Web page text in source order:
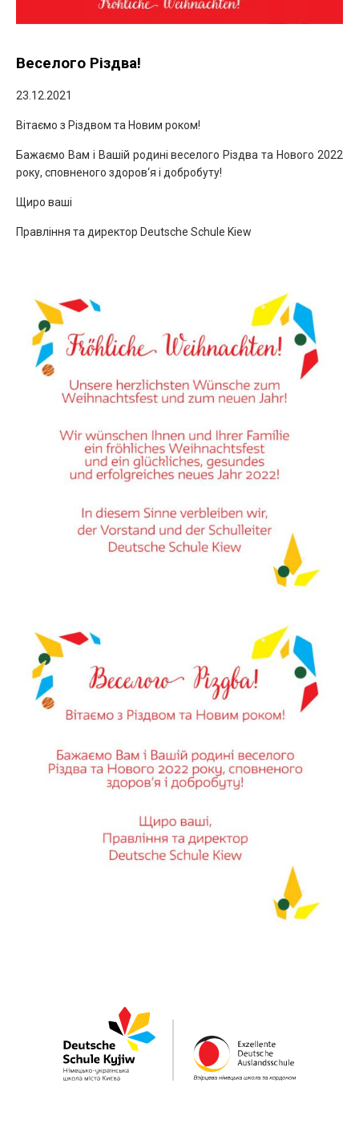
Веселого Різдва!
23.12.2021
Вітаємо з Різдвом та Новим роком!
Бажаємо Вам і Вашій родині веселого Різдва та Нового 2022
року, сповненого здоров‘я і добробуту!
Щиро ваші
Правління та директор Deutsche Schule Kiew